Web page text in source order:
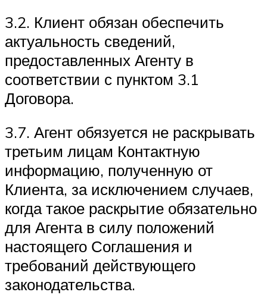
3.2. Клиент обязан обеспечить
актуальность сведений,
предоставленных Агенту в
соответствии с пунктом 3.1
Договора.
3.7. Агент обязуется не раскрывать
третьим лицам Контактную
информацию, полученную от
Клиента, за исключением случаев,
когда такое раскрытие обязательно
для Агента в силу положений
настоящего Соглашения и
требований действующего
законодательства.